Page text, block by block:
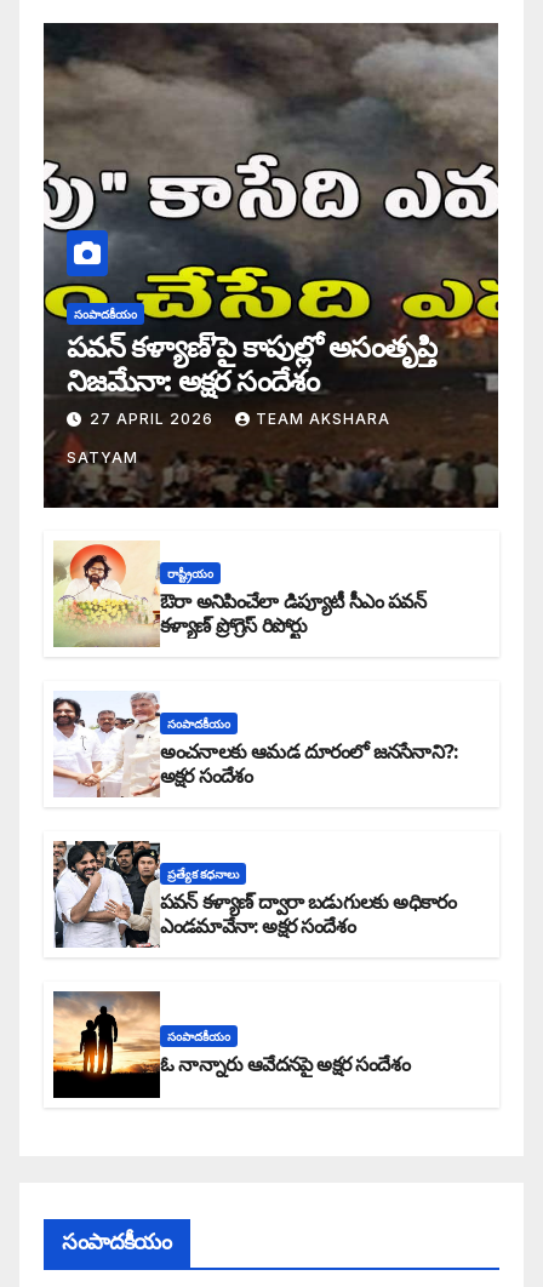
సంపాదకీయం
పవన్ కళ్యాణ్’పై కాపుల్లో అసంతృప్తి
నిజమేనా: అక్షర సందేశం
27 APRIL 2026 TEAM AKSHARA
SATYAM
రాష్ట్రీయం
ఔరా అనిపించేలా డిప్యూటీ సీఎం పవన్
కళ్యాణ్ ప్రోగ్రెస్ రిపోర్టు
సంపాదకీయం
అంచనాలకు ఆమడ దూరంలో జనసేనాని?:
అక్షర సందేశం
ప్రత్యేక కధనాలు
పవన్ కళ్యాణ్ ద్వారా బడుగులకు అధికారం
ఎండమావేనా: అక్షర సందేశం
సంపాదకీయం
ఓ నాన్నారు ఆవేదనపై అక్షర సందేశం
సంపాదకీయం